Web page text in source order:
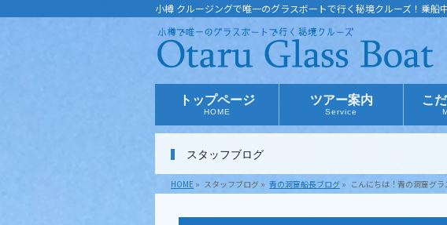
小樽 クルージングで唯一のグラスボートで行く秘境クルーズ！乗船
トップページ
HOME
ツアー案内
Service
こ
スタッフブログ
HOME » スタッフブログ » 青の洞窟船長ブログ » こんにちは︎！青の洞窟グラ